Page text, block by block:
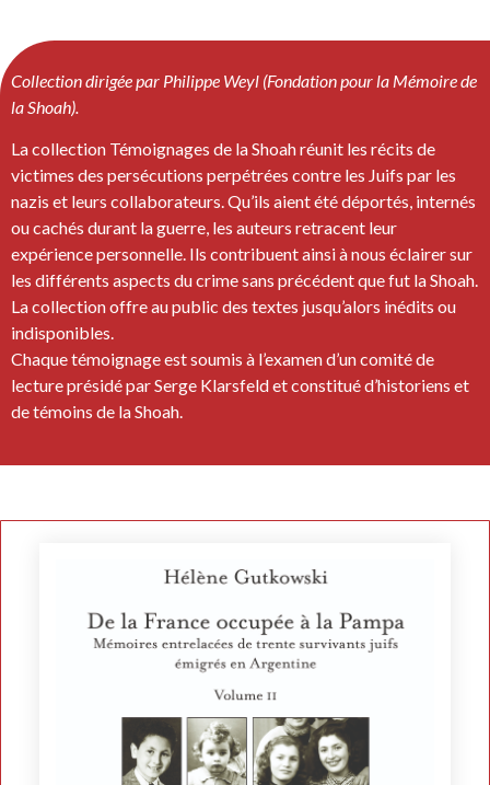
Collection dirigée par Philippe Weyl (Fondation pour la Mémoire de
la Shoah).
La collection Témoignages de la Shoah réunit les récits de
victimes des persécutions perpétrées contre les Juifs par les
nazis et leurs collaborateurs. Qu’ils aient été déportés, internés
ou cachés durant la guerre, les auteurs retracent leur
expérience personnelle. Ils contribuent ainsi à nous éclairer sur
les différents aspects du crime sans précédent que fut la Shoah.
La collection offre au public des textes jusqu’alors inédits ou
indisponibles.
Chaque témoignage est soumis à l’examen d’un comité de
lecture présidé par Serge Klarsfeld et constitué d’historiens et
de témoins de la Shoah.